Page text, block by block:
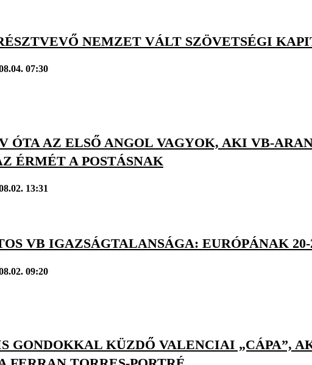
NEMZET VÁLT SZÖVETSÉGI
07:30
ÓTA AZ ELSŐ ANGOL VAGYOK, AKI VB-
ÉRMÉT A POSTÁSNAK
13:31
VB IGAZSÁGTALANSÁGA: EURÓPÁNAK
09:20
GONDOKKAL KÜZDŐ VALENCIAI „CÁPA”,